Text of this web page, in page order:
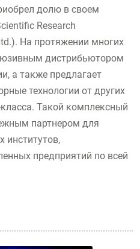
долю в своем
Research
На протяжении многих
дистрибьютором
а также предлагает
технологии от других
Такой комплексный
партнером для
институтов,
предприятий по всей